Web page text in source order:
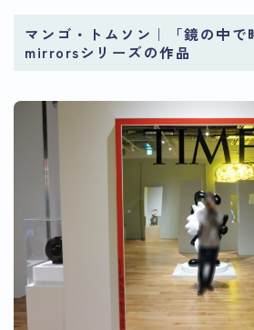
マンゴ・トムソン｜「鏡の中で
mirrorsシリーズの作品